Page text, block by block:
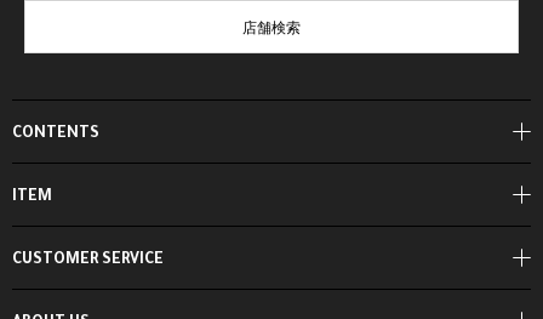
CONTENTS
ITEM
店舗検索
CUSTOMER SERVICE